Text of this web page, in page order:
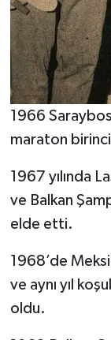
1966
maraton
1967 yılında
ve Balkan
elde etti.
1968’de
ve aynı yıl
oldu.